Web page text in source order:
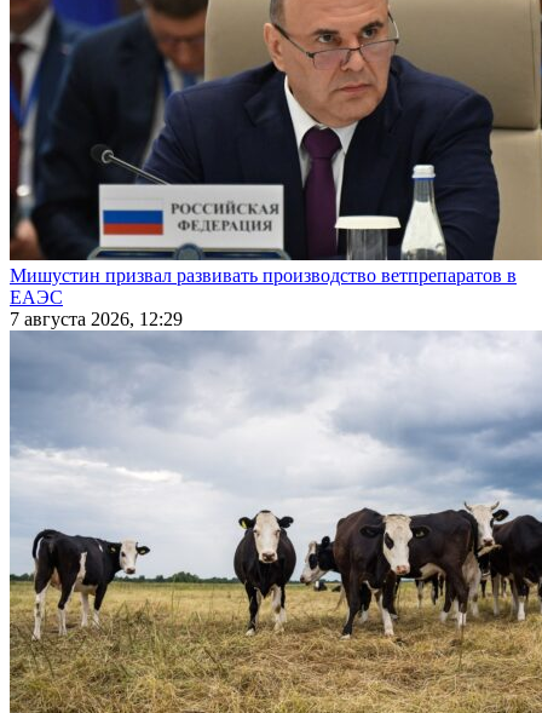
Мишустин призвал развивать производство ветпрепаратов в
ЕАЭС
7 августа 2026, 12:29